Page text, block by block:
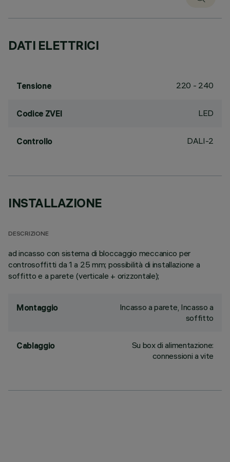
DATI ELETTRICI
Tensione 220 - 240
Codice ZVEI LED
Controllo DALI-2
INSTALLAZIONE
DESCRIZIONE
ad incasso con sistema di bloccaggio meccanico per
controsoffitti da 1 a 25 mm; possibilità di installazione a
soffitto e a parete (verticale + orizzontale);
Montaggio
Incasso a parete, Incasso a
soffitto
Cablaggio
Su box di alimentazione:
connessioni a vite